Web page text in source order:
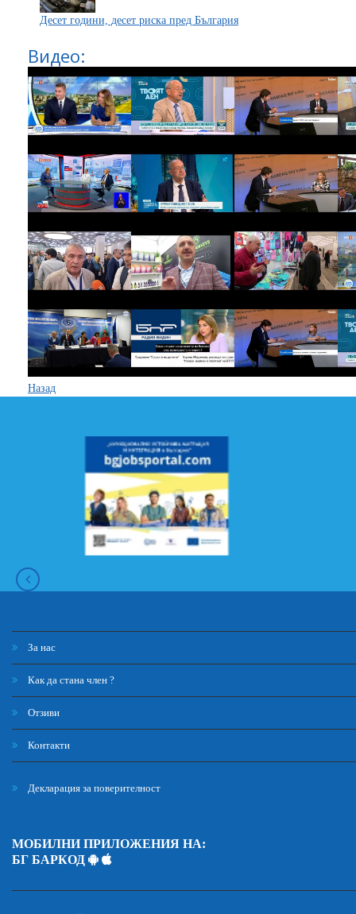
Десет години, десет риска пред България
Видео:
Назад
За нас
Как да стана член ?
Отзиви
Контакти
Декларация за поверителност
МОБИЛНИ ПРИЛОЖЕНИЯ НА:
БГ БАРКОД